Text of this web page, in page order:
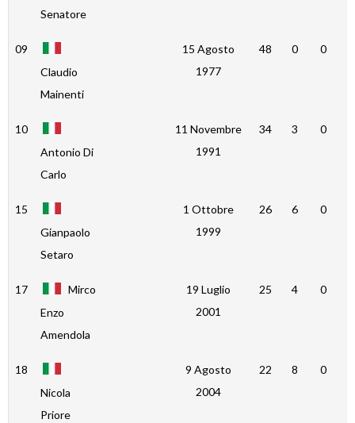
Senatore
09
Claudio
Mainenti
15 Agosto
1977
48 0 0
10
Antonio Di
Carlo
11 Novembre
1991
34 3 0
15
Gianpaolo
Setaro
1 Ottobre
1999
26 6 0
17
Mirco
Enzo
Amendola
19 Luglio
2001
25 4 0
18
Nicola
Priore
9 Agosto
2004
22 8 0